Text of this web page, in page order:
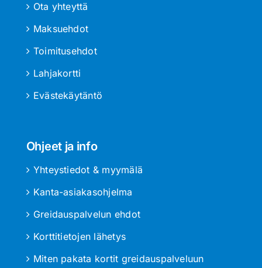
Ota yhteyttä
Maksuehdot
Toimitusehdot
Lahjakortti
Evästekäytäntö
Ohjeet ja info
Yhteystiedot & myymälä
Kanta-asiakasohjelma
Greidauspalvelun ehdot
Korttitietojen lähetys
Miten pakata kortit greidauspalveluun